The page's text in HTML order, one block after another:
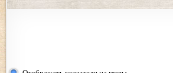
события региона